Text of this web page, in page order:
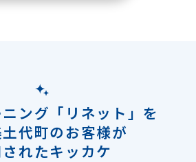
ング「リネット」を
代町のお客様が
れたキッカケ